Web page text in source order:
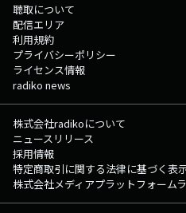
聴取について
配信エリア
利用規約
プライバシーポリシー
ライセンス情報
radiko news
株式会社radikoについて
ニュースリリース
採用情報
特定商取引に関する法律に基づく表
株式会社メディアプラットフォーム